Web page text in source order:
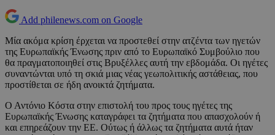
Add philenews.com on Google
Μία ακόμα κρίση έρχεται να προστεθεί στην ατζέντα των ηγετών
της Ευρωπαϊκής Ένωσης πριν από το Ευρωπαϊκό Συμβούλιο που
θα πραγματοποιηθεί στις Βρυξέλλες αυτή την εβδομάδα. Οι ηγέτες
συναντώνται υπό τη σκιά μιας νέας γεωπολιτικής αστάθειας, που
προστίθεται σε ήδη ανοικτά ζητήματα.
Ο Αντόνιο Κόστα στην επιστολή του προς τους ηγέτες της
Ευρωπαϊκής Ένωσης καταγράφει τα ζητήματα που απασχολούν ή
και επηρεάζουν την ΕΕ. Ούτως ή άλλως τα ζητήματα αυτά ήταν